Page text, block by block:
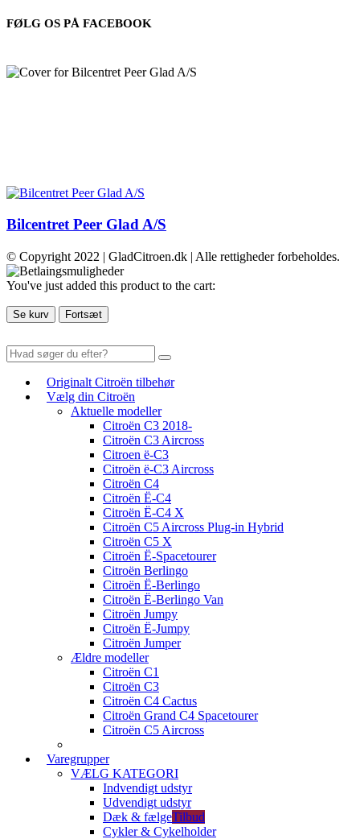
FØLG OS PÅ FACEBOOK
Bilcentret Peer Glad A/S
© Copyright 2022 | GladCitroen.dk | Alle rettigheder forbeholdes.
You've just added this product to the cart:
Se kurv Fortsæt
Originalt Citroën tilbehør
Vælg din Citroën
Aktuelle modeller
Citroën C3 2018-
Citroën C3 Aircross
Citroen ë-C3
Citroën ë-C3 Aircross
Citroën C4
Citroën Ë-C4
Citroën Ë-C4 X
Citroën C5 Aircross Plug-in Hybrid
Citroën C5 X
Citroën Ë-Spacetourer
Citroën Berlingo
Citroën Ë-Berlingo
Citroën Ë-Berlingo Van
Citroën Jumpy
Citroën Ë-Jumpy
Citroën Jumper
Ældre modeller
Citroën C1
Citroën C3
Citroën C4 Cactus
Citroën Grand C4 Spacetourer
Citroën C5 Aircross
Varegrupper
VÆLG KATEGORI
Indvendigt udstyr
Udvendigt udstyr
Dæk & fælgeTilbud
Cykler & Cykelholder